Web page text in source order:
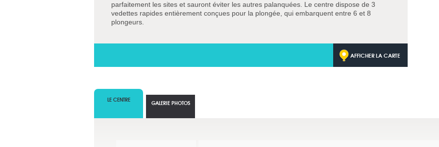
parfaitement les sites et sauront éviter les autres palanquées. Le centre dispose de 3
vedettes rapides entièrement conçues pour la plongée, qui embarquent entre 6 et 8
plongeurs.
AFFICHER LA CARTE
LE CENTRE GALERIE PHOTOS